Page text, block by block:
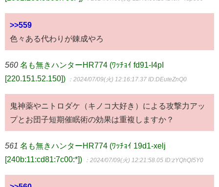
>>559
色々ある代わりが錬成やろ
560 名も無きハンターHR774 (ﾜｯﾁｮｲ fd91-I4pI
[220.151.52.150])
：2024/07/09(火) 12:16:17.37 ID:DEuteZnQ0
鬼神薬やニトロダケ（キノコ大好き）による攻撃力アッ
プとお団子短期催眠術の効果は重複しますか？
561 名も無きハンターHR774 (ﾜｯﾁｮｲ 19d1-xelj
[240b:11:cd81:7c00:*])
：2024/07/09(火) 12:21:58.05 ID:zYQhQI5Y0